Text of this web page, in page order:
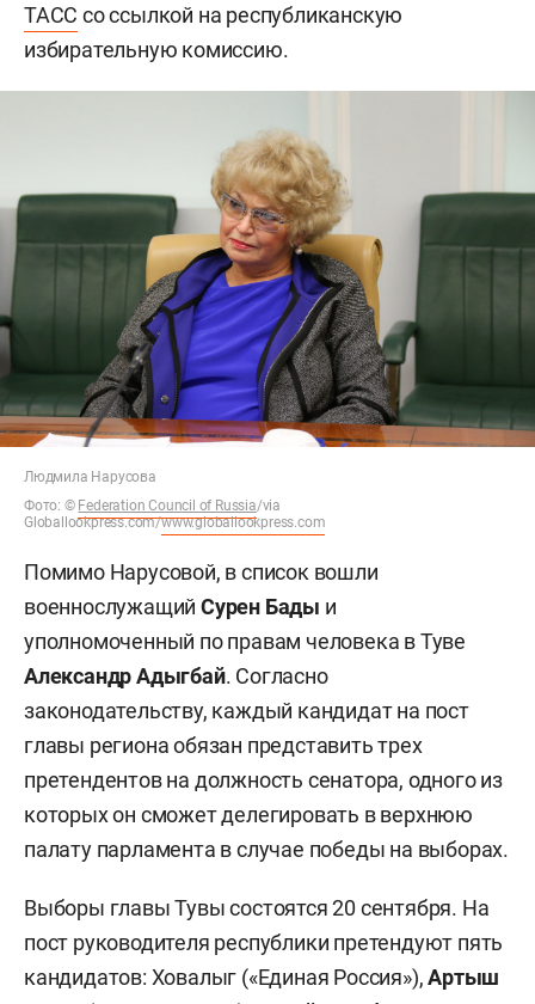
ТАСС со ссылкой на республиканскую
избирательную комиссию.
Людмила Нарусова
Фото: © Federation Council of Russia/via
Globallookpress.com/www.globallookpress.com
Помимо Нарусовой, в список вошли
военнослужащийСурен Бады и
уполномоченный по правам человека в Туве
Александр Адыгбай. Согласно
законодательству, каждый кандидат на пост
главы региона обязан представить трех
претендентов на должность сенатора, одного из
которых он сможет делегировать в верхнюю
палату парламента в случае победы на выборах.
Выборы главы Тувы состоятся 20 сентября. На
пост руководителя республики претендуют пять
кандидатов: Ховалыг («Единая Россия»),Артыш